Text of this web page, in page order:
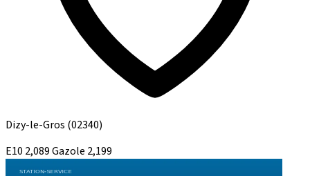
Dizy-le-Gros (02340)
E10 2,089Gazole 2,199